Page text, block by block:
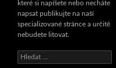
které si napíšete nebo necháte
napsat publikujte na naší
specializované stránce a určitě
nebudete litovat.
Vyhledávání